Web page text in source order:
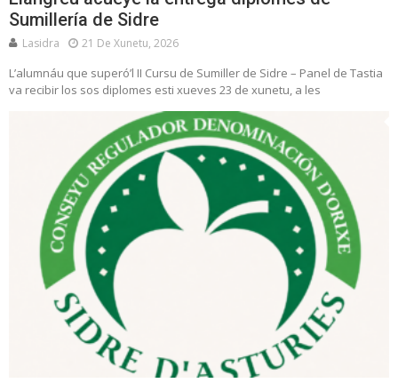
Sumillería de Sidre
Lasidra 21 De Xunetu, 2026
L’alumnáu que superó’l II Cursu de Sumiller de Sidre – Panel de Tastia
va recibir los sos diplomes esti xueves 23 de xunetu, a les